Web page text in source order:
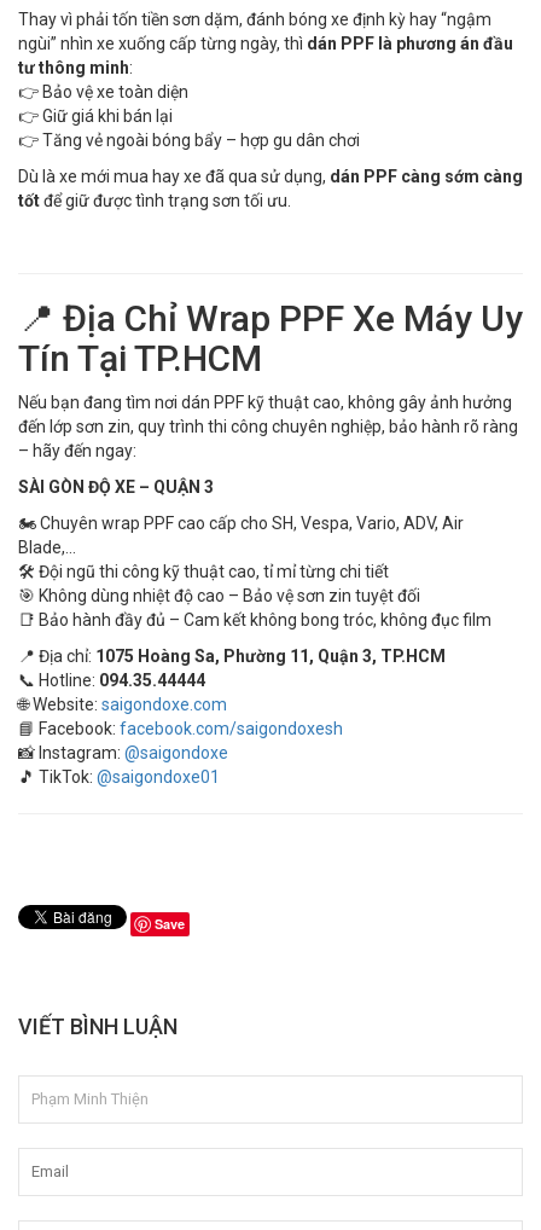
Thay vì phải tốn tiền sơn dặm, đánh bóng xe định kỳ hay “ngậm
ngùi” nhìn xe xuống cấp từng ngày, thì dán PPF là phương án đầu
tư thông minh:
👉 Bảo vệ xe toàn diện
👉 Giữ giá khi bán lại
👉 Tăng vẻ ngoài bóng bẩy – hợp gu dân chơi
Dù là xe mới mua hay xe đã qua sử dụng, dán PPF càng sớm càng
tốtđể giữ được tình trạng sơn tối ưu.
📍 Địa Chỉ Wrap PPF Xe Máy Uy
Tín Tại TP.HCM
Nếu bạn đang tìm nơi dán PPF kỹ thuật cao, không gây ảnh hưởng
đến lớp sơn zin, quy trình thi công chuyên nghiệp, bảo hành rõ ràng
– hãy đến ngay:
SÀI GÒN ĐỘ XE – QUẬN 3
🏍️ Chuyên wrap PPF cao cấp cho SH, Vespa, Vario, ADV, Air
Blade,...
🛠️ Đội ngũ thi công kỹ thuật cao, tỉ mỉ từng chi tiết
🎯 Không dùng nhiệt độ cao – Bảo vệ sơn zin tuyệt đối
📑 Bảo hành đầy đủ – Cam kết không bong tróc, không đục film
📍 Địa chỉ: 1075 Hoàng Sa, Phường 11, Quận 3, TP.HCM
📞 Hotline: 094.35.44444
🌐 Website: saigondoxe.com
📘 Facebook: facebook.com/saigondoxesh
📸 Instagram: @saigondoxe
🎵 TikTok: @saigondoxe01
Save
VIẾT BÌNH LUẬN